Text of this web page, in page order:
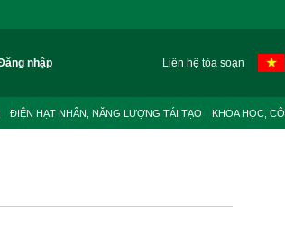
nhập Liên hệ tòa soạn
ĐIỆN HẠT NHÂN, NĂNG LƯỢNG TÁI TẠO KHOA HỌC,